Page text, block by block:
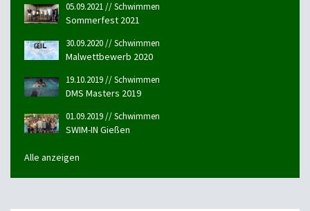
05.09.2021 // Schwimmen
Sommerfest 2021
30.09.2020 // Schwimmen
Malwettbewerb 2020
19.10.2019 // Schwimmen
DMS Masters 2019
01.09.2019 // Schwimmen
SWIM-IN Gießen
Alle anzeigen